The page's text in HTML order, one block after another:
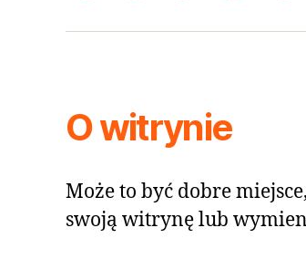
O witrynie
Może to być dobre
swoją witrynę lub